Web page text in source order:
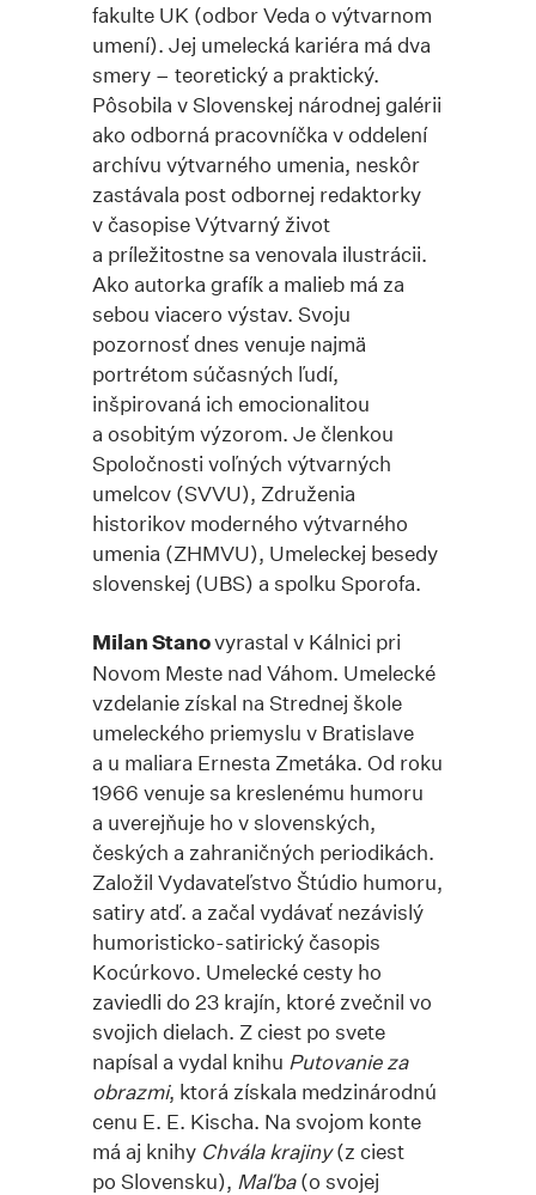
fakulte UK (odbor Veda o výtvarnom
umení). Jej umelecká kariéra má dva
smery – teoretický a praktický.
Pôsobila v Slovenskej národnej galérii
ako odborná pracovníčka v oddelení
archívu výtvarného umenia, neskôr
zastávala post odbornej redaktorky
v časopise Výtvarný život
a príležitostne sa venovala ilustrácii.
Ako autorka grafík a malieb má za
sebou viacero výstav. Svoju
pozornosť dnes venuje najmä
portrétom súčasných ľudí,
inšpirovaná ich emocionalitou
a osobitým výzorom. Je členkou
Spoločnosti voľných výtvarných
umelcov (SVVU), Združenia
historikov moderného výtvarného
umenia (ZHMVU), Umeleckej besedy
slovenskej (UBS) a spolku Sporofa.
Milan Stanovyrastal v Kálnici pri
Novom Meste nad Váhom. Umelecké
vzdelanie získal na Strednej škole
umeleckého priemyslu v Bratislave
a u maliara Ernesta Zmetáka. Od roku
1966 venuje sa kreslenému humoru
a uverejňuje ho v slovenských,
českých a zahraničných periodikách.
Založil Vydavateľstvo Štúdio humoru,
satiry atď. a začal vydávať nezávislý
humoristicko-satirický časopis
Kocúrkovo. Umelecké cesty ho
zaviedli do 23 krajín, ktoré zvečnil vo
svojich dielach. Z ciest po svete
napísal a vydal knihu Putovanie za
obrazmi, ktorá získala medzinárodnú
cenu E. E. Kischa. Na svojom konte
má aj knihy Chvála krajiny(z ciest
po Slovensku), Maľba(o svojej